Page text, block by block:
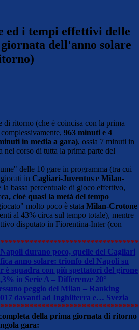
ed i tempi effettivi delle
dell'anno solare
di ritorno (che è coincisa con la prima
963 minuti e 4
in media a gara), ossia 7 minuti in
nel corso di tutta la prima parte del
delle 10 gare in programma (tra cui
in Cagliari-Juventus e Milan-
la bassa percentuale di gioco effettivo,
cioé quasi la metà del tempo
molto poco è stata Milan-Crotone
al 43% circa sul tempo totale), mentre
disputato in Fiorentina-Inter (con
durano poco, quelle del Cagliari
anno solare: trionfo del Napoli su
è squadra con più spettatori del girone
in Serie A – Differenze 20°
peggio del Milan – Ranking
davanti ad Inghilterra e… Svezia
della prima giornata di ritorno
gara: